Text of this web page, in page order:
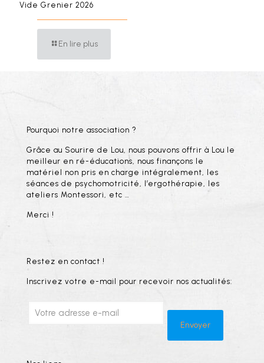
Vide Grenier 2026
En lire plus
Pourquoi notre association ?
Grâce au Sourire de Lou, nous pouvons offrir à Lou le
meilleur en ré-éducations, nous finançons le
matériel non pris en charge intégralement, les
séances de psychomotricité, l’ergothérapie, les
ateliers Montessori, etc …
Merci !
Restez en contact !
Inscrivez votre e-mail pour recevoir nos actualités: